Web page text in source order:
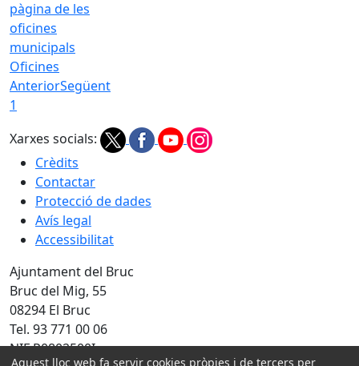
Oficines
AnteriorSegüent
1
Xarxes socials:
Crèdits
Contactar
Protecció de dades
Avís legal
Accessibilitat
Ajuntament del Bruc
Bruc del Mig, 55
08294 El Bruc
Tel. 93 771 00 06
NIF P0802500I
Aquest lloc web fa servir cookies pròpies i de tercers per